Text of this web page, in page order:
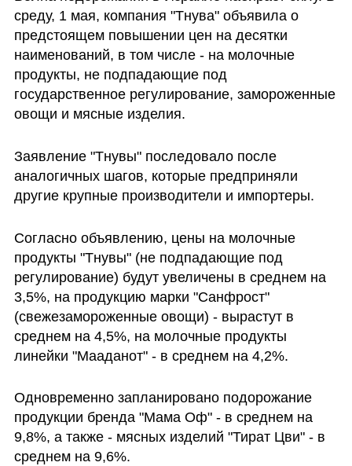
среду, 1 мая, компания "Тнува" объявила о
предстоящем повышении цен на десятки
наименований, в том числе - на молочные
продукты, не подпадающие под
государственное регулирование, замороженные
овощи и мясные изделия.
Заявление "Тнувы" последовало после
аналогичных шагов, которые предприняли
другие крупные производители и импортеры.
Согласно объявлению, цены на молочные
продукты "Тнувы" (не подпадающие под
регулирование) будут увеличены в среднем на
3,5%, на продукцию марки "Санфрост"
(свежезамороженные овощи) - вырастут в
среднем на 4,5%, на молочные продукты
линейки "Мааданот" - в среднем на 4,2%.
Одновременно запланировано подорожание
продукции бренда "Мама Оф" - в среднем на
9,8%, а также - мясных изделий "Тират Цви" - в
среднем на 9,6%.